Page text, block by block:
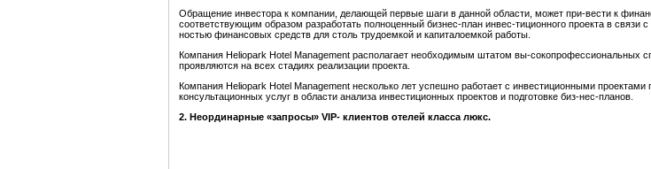
Обращение инвестора к компании, делающей первые шаги в данной области, может при-вести к
соответствующим образом разработать полноценный бизнес-план инвес-тиционного проекта в
ностью финансовых средств для столь трудоемкой и капиталоемкой работы.
Компания Heliopark Hotel Management располагает необходимым штатом вы-сокопрофессиональных
проявляются на всех стадиях реализации проекта.
Компания Heliopark Hotel Management несколько лет успешно работает с инвестиционными
консультационных услуг в области анализа инвестиционных проектов и подготовке биз-нес-планов.
2. Неординарные «запросы» VIP- клиентов отелей класса люкс.